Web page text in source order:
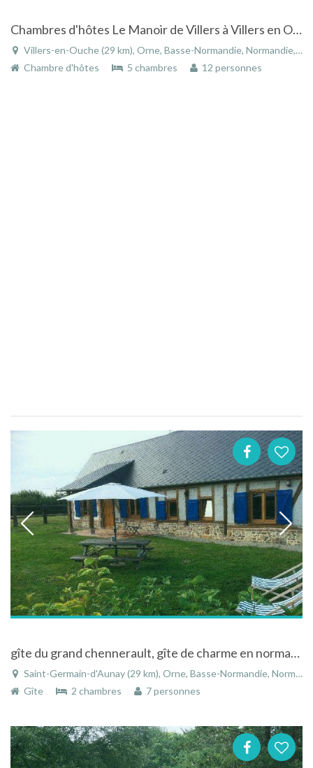
Chambres d'hôtes Le Manoir de Villers à Villers en Ouche
Villers-en-Ouche (29 km), Orne, Basse-Normandie, Normandie, France
Chambre d'hôtes
5 chambres 12 personnes
gîte du grand chennerault, gîte de charme en normandie à la campagne avec accueil cheval
Saint-Germain-d'Aunay (29 km), Orne, Basse-Normandie, Normandie, France
Gîte
2 chambres 7 personnes